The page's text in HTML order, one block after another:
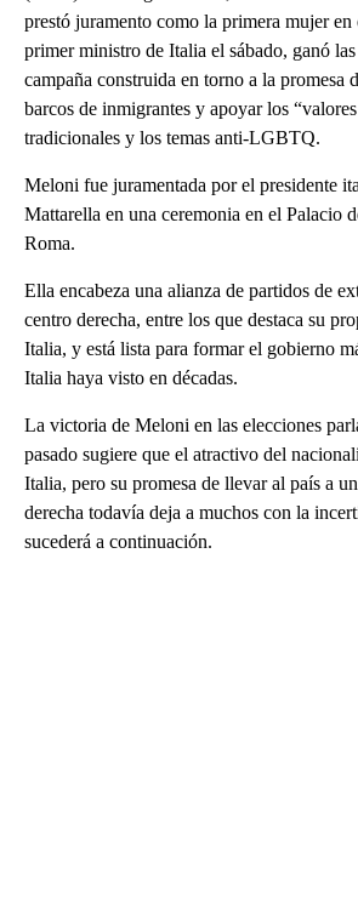
prestó juramento como la primera mujer en
primer ministro de Italia el sábado, ganó
campaña construida en torno a la promesa
barcos de inmigrantes y apoyar los
tradicionales y los temas anti-LGBTQ.
Meloni fue juramentada por el presidente
Mattarella en una ceremonia en el Palacio
Roma.
Ella encabeza una alianza de partidos de
centro derecha, entre los que destaca su
Italia, y está lista para formar el gobierno
Italia haya visto en décadas.
La victoria de Meloni en las elecciones
pasado sugiere que el atractivo del
Italia, pero su promesa de llevar al país a
derecha todavía deja a muchos con la
sucederá a continuación.